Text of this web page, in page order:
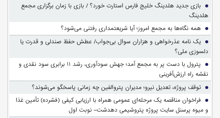
بازی جدید هلدینگ خلیج فارس استارت خورد؟ / بازی با زمان برگزاری مجمع
هلدینگ
همه نگاه‌ها به مجمع امروز؛ آیا شریعتمداری رفتنی می‌شود؟
یک نامه عذرخواهی و هزاران سوال بی‌جواب/ عطش حفظ صندلی و قدرت یا
دلسوزی ملی؟
پترول با دست پر به مجمع آمد؛ جهش سودآوری، رشد ۱۱ برابری سود نقدی و
نقشه راه ارزش‌آفرینی
توقف پروژه، تعدیل نیرو؛ مدیران پتروالفین چه زمانی پاسخگو می‌شوند؟
فراخوان مناقصه یک مرحله‌ای عمومی همراه با ارزیابی کیفی (فشرده) تأمین غذا
و میوه پرسنل سایت پروژه پتروشیمی دهدشت– نوبت اول